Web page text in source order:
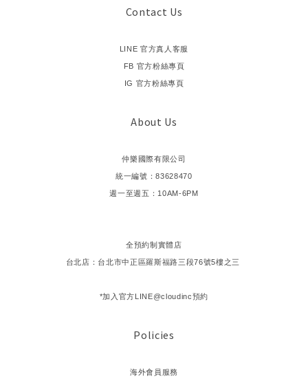
Contact Us
LINE 官方真人客服
FB 官方粉絲專頁
IG 官方粉絲專頁
About Us
仲樂國際有限公司
統一編號：83628470
週一至週五：10AM-6PM
全預約制實體店
台北店：台北市中正區羅斯福路三段76號5樓之三
*加入官方LINE@cloudinc預約
Policies
海外會員服務